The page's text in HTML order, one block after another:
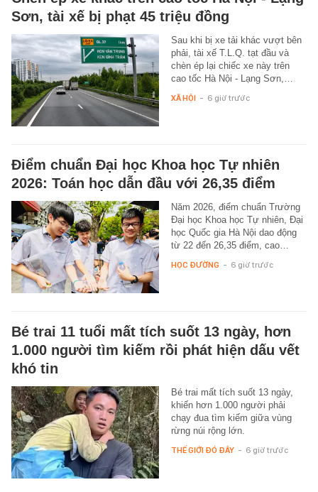
Sơn, tài xế bị phạt 45 triệu đồng
Sau khi bị xe tải khác vượt bên
phải, tài xế T.L.Q. tạt đầu và
chèn ép lại chiếc xe này trên
cao tốc Hà Nội - Lạng Sơn,…
XÃ HỘI - 6 giờ trước
Điểm chuẩn Đại học Khoa học Tự nhiên
2026: Toán học dẫn đầu với 26,35 điểm
Năm 2026, điểm chuẩn Trường
Đại học Khoa học Tự nhiên, Đại
học Quốc gia Hà Nội dao động
từ 22 đến 26,35 điểm, cao…
HỌC ĐƯỜNG - 6 giờ trước
Bé trai 11 tuổi mất tích suốt 13 ngày, hơn
1.000 người tìm kiếm rồi phát hiện dấu vết
khó tin
Bé trai mất tích suốt 13 ngày,
khiến hơn 1.000 người phải
chạy đua tìm kiếm giữa vùng
rừng núi rộng lớn.
THẾ GIỚI ĐÓ ĐÂY - 6 giờ trước